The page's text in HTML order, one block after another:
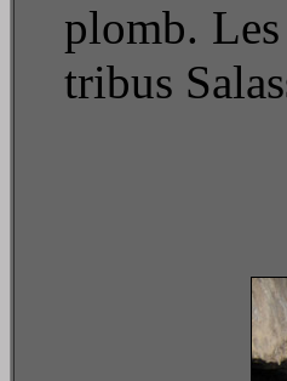
plomb.
tribus